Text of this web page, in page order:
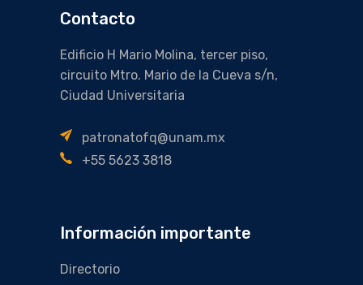
Contacto
Edificio H Mario Molina, tercer piso,
circuito Mtro. Mario de la Cueva s/n,
Ciudad Universitaria
patronatofq@unam.mx
+55 5623 3818
Información importante
Directorio